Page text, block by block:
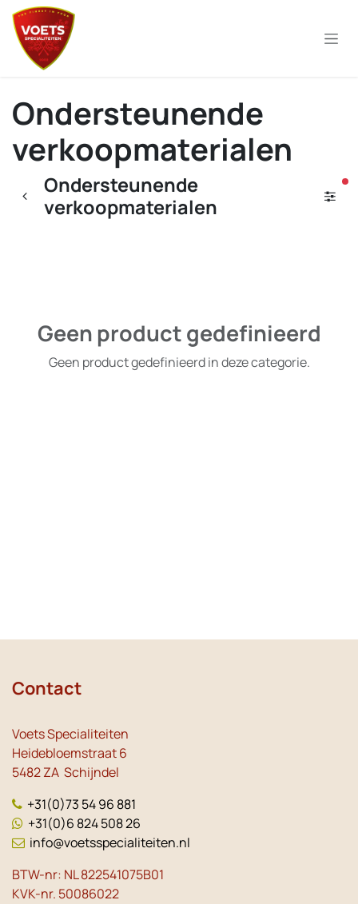
Overslaan naar inhoud
Ondersteunende
verkoopmaterialen
Ondersteunende
verkoopmaterialen
Geen product gedefinieerd
Geen product gedefinieerd in deze categorie.
Contact
Voets Specialiteiten
Heidebloemstraat 6
5482 ZA Schijndel
+31(0)73 54 96 881
+31(0)6 824 508 26
info@voetsspecialiteiten.nl
BTW-nr: NL 822541075B01
KVK-nr. 50086022